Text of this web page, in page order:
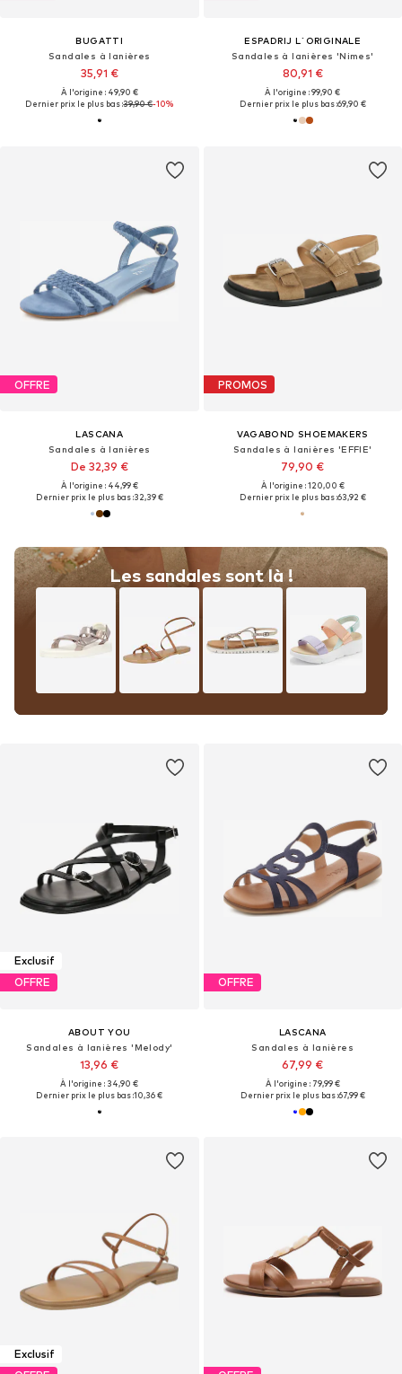
BUGATTI
Sandales à lanières
35,91 €
À l'origine : 49,90 €
Dernier prix le plus bas :39,90 €-10%
ESPADRIJ L´ORIGINALE
Sandales à lanières 'Nimes'
80,91 €
À l'origine : 99,90 €
Dernier prix le plus bas :69,90 €
OFFRE
LASCANA
Sandales à lanières
De 32,39 €
À l'origine : 44,99 €
Dernier prix le plus bas :32,39 €
Les sandales sont là !
PROMOS
VAGABOND SHOEMAKERS
Sandales à lanières 'EFFIE'
79,90 €
À l'origine : 120,00 €
Dernier prix le plus bas :63,92 €
Exclusif
OFFRE
ABOUT YOU
Sandales à lanières 'Melody'
13,96 €
À l'origine : 34,90 €
Dernier prix le plus bas :10,36 €
OFFRE
LASCANA
Sandales à lanières
67,99 €
À l'origine : 79,99 €
Dernier prix le plus bas :67,99 €
Exclusif